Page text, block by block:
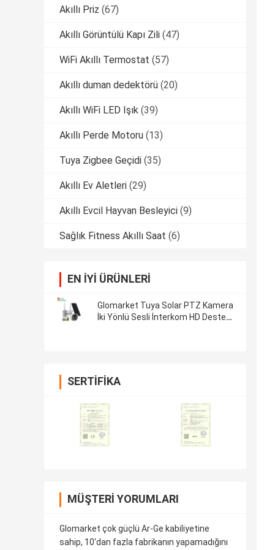
Akıllı Priz (67)
Akıllı Görüntülü Kapı Zili (47)
WiFi Akıllı Termostat (57)
Akıllı duman dedektörü (20)
Akıllı WiFi LED Işık (39)
Akıllı Perde Motoru (13)
Tuya Zigbee Geçidi (35)
Akıllı Ev Aletleri (29)
Akıllı Evcil Hayvan Besleyici (9)
Sağlık Fitness Akıllı Saat (6)
EN IYI ÜRÜNLERI
Glomarket Tuya Solar PTZ Kamera
İki Yönlü Sesli İnterkom HD Desteği
SERTIFIKA
MÜŞTERI YORUMLARI
Glomarket çok güçlü Ar-Ge kabiliyetine
sahip, 10'dan fazla fabrikanın yapamadığını